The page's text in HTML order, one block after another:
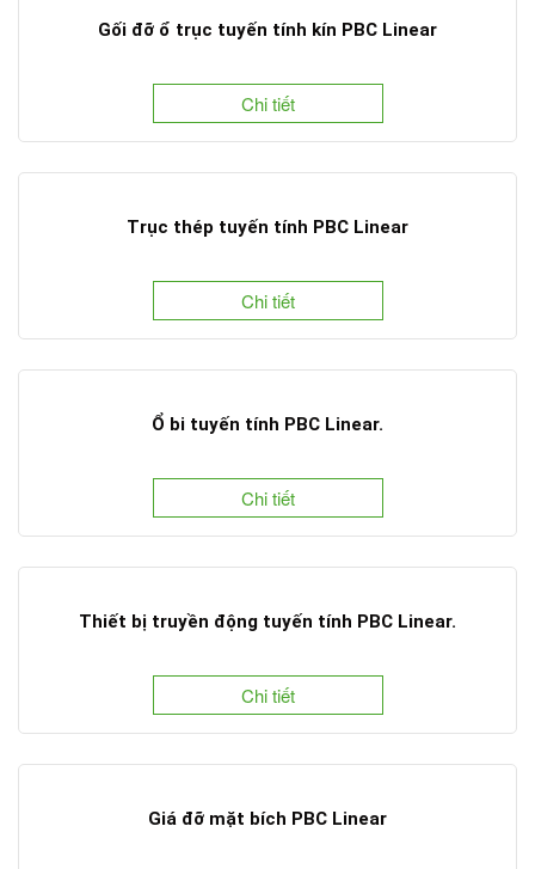
Gối đỡ ổ trục tuyến tính kín PBC Linear
Chi tiết
Trục thép tuyến tính PBC Linear
Chi tiết
Ổ bi tuyến tính PBC Linear.
Chi tiết
Thiết bị truyền động tuyến tính PBC Linear.
Chi tiết
Giá đỡ mặt bích PBC Linear